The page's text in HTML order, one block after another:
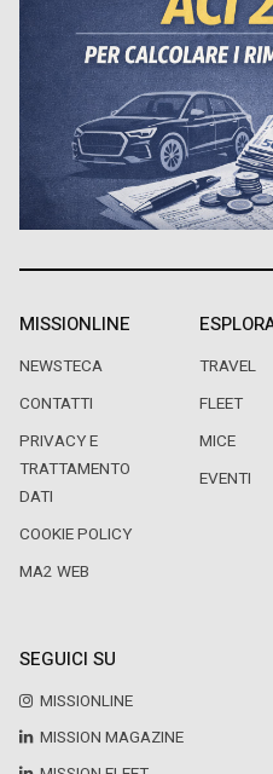
MISSIONLINE
NEWSTECA
CONTATTI
PRIVACY E
TRATTAMENTO
DATI
COOKIE POLICY
MA2 WEB
TRAVEL
FLEET
MICE
EVENTI
SEGUICI SU
MISSIONLINE
MISSION MAGAZINE